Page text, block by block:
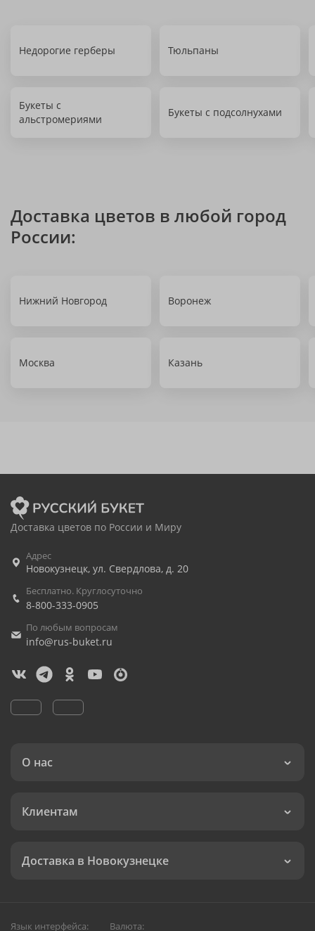
Недорогие герберы Тюльпаны
Букеты с
альстромериями
Букеты с подсолнухами
Доставка цветов в любой город
России:
Нижний Новгород Воронеж
Москва Казань
Доставка цветов по России и Миру
Адрес
Новокузнецк, ул. Свердлова, д. 20
Бесплатно. Круглосуточно
8-800-333-0905
По любым вопросам
info@rus-buket.ru
О нас
Клиентам
Доставка в Новокузнецке
Язык интерфейса: Валюта: